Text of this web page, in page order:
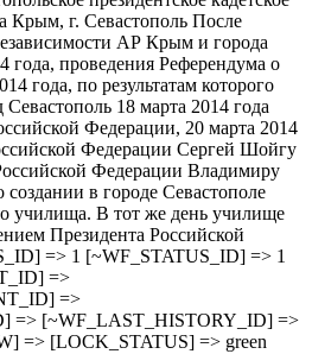
Крым, г. Севастополь После
АР Крым и города
года, проведения Референдума о
года, по результатам которого
18 марта 2014 года
Федерации, 20 марта 2014
Федерации Сергей Шойгу
Федерации Владимиру
в городе Севастополе
училища. В тот же день училище
Президента Российской
=> 1 [~WF_STATUS_ID] => 1
=>
=>
=> [~WF_LAST_HISTORY_ID] =>
=> [LOCK_STATUS] => green